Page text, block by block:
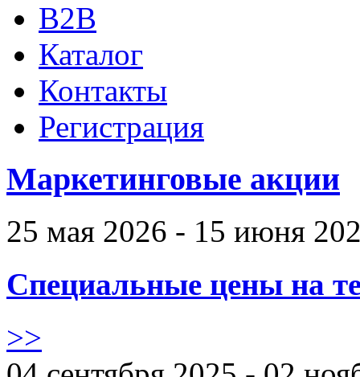
B2B
Каталог
Контакты
Регистрация
Маркетинговые акции
25 мая 2026 - 15 июня
Специальные цены на
>>